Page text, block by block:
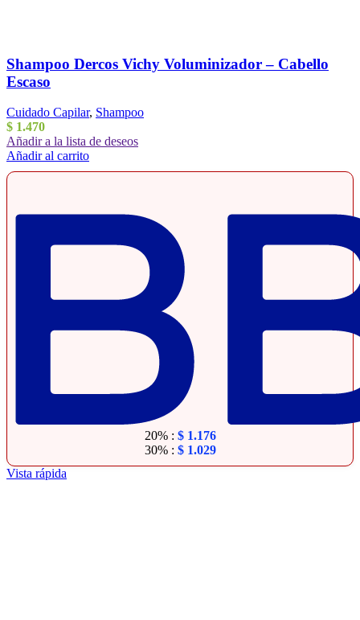
Shampoo Dercos Vichy Voluminizador – Cabello
Escaso
Cuidado Capilar, Shampoo
$ 1.470
Añadir a la lista de deseos
Añadir al carrito
20% : $1.176
30% : $1.029
Vista rápida